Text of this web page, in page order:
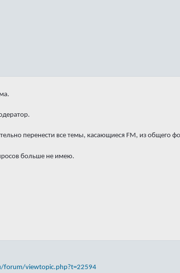
перенести все темы, касающиеся FM, из общего
больше не имею.
forum/viewtopic.php?t=22594